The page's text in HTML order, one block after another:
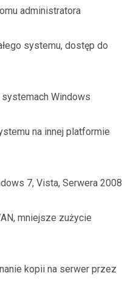
administratora
systemu, dostęp do
systemach Windows
na innej platformie
7, Vista, Serwera 2008
mniejsze zużycie
kopii na serwer przez